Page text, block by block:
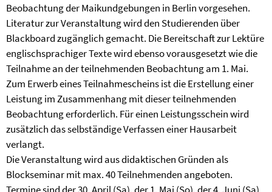
Beobachtung der Maikundgebungen in Berlin vorgesehen.
Literatur zur Veranstaltung wird den Studierenden über
Blackboard zugänglich gemacht. Die Bereitschaft zur Lektüre
englischsprachiger Texte wird ebenso vorausgesetzt wie die
Teilnahme an der teilnehmenden Beobachtung am 1. Mai.
Zum Erwerb eines Teilnahmescheins ist die Erstellung einer
Leistung im Zusammenhang mit dieser teilnehmenden
Beobachtung erforderlich. Für einen Leistungsschein wird
zusätzlich das selbständige Verfassen einer Hausarbeit
verlangt.
Die Veranstaltung wird aus didaktischen Gründen als
Blockseminar mit max. 40 Teilnehmenden angeboten.